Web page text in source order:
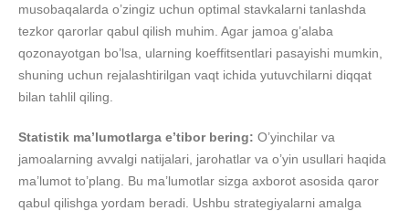
musobaqalarda o’zingiz uchun optimal stavkalarni tanlashda
tezkor qarorlar qabul qilish muhim. Agar jamoa g’alaba
qozonayotgan bo’lsa, ularning koeffitsentlari pasayishi mumkin,
shuning uchun rejalashtirilgan vaqt ichida yutuvchilarni diqqat
bilan tahlil qiling.
Statistik ma’lumotlarga e’tibor bering: O’yinchilar va
jamoalarning avvalgi natijalari, jarohatlar va o’yin usullari haqida
ma’lumot to’plang. Bu ma’lumotlar sizga axborot asosida qaror
qabul qilishga yordam beradi. Ushbu strategiyalarni amalga